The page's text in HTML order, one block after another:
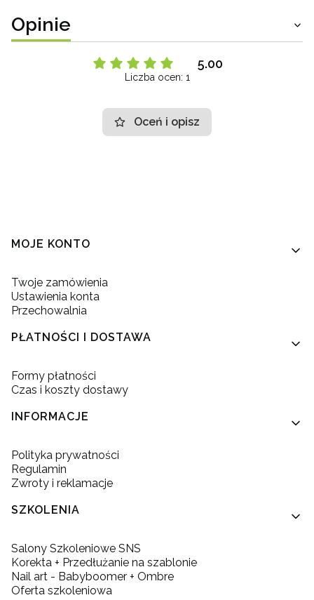
Opinie
5.00
Liczba ocen: 1
Oceń i opisz
Linki w stopce
MOJE KONTO
Twoje zamówienia
Ustawienia konta
Przechowalnia
PŁATNOŚCI I DOSTAWA
Formy płatności
Czas i koszty dostawy
INFORMACJE
Polityka prywatności
Regulamin
Zwroty i reklamacje
SZKOLENIA
Salony Szkoleniowe SNS
Korekta + Przedłużanie na szablonie
Nail art - Babyboomer + Ombre
Oferta szkoleniowa